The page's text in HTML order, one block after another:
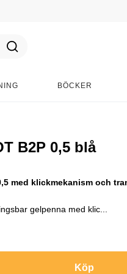
BÖCKER
B2P 0,5 blå
med klickmekanism och
gelpenna med klic...
Köp